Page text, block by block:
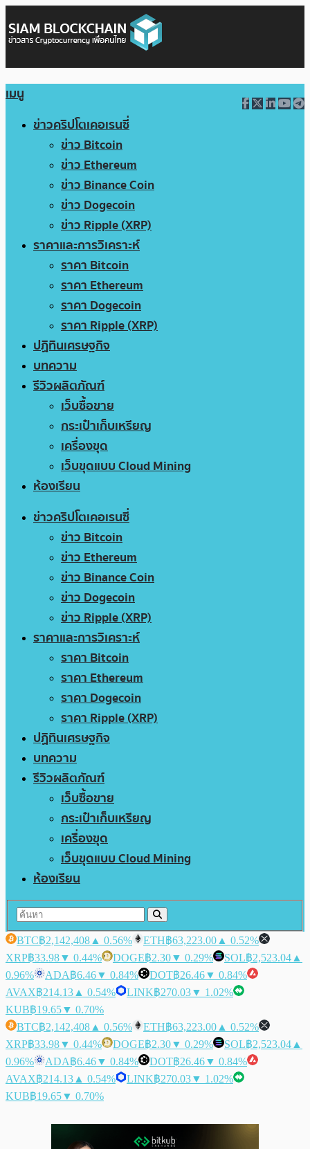
เมนู
ข่าวคริปโตเคอเรนซี่
ข่าว Bitcoin
ข่าว Ethereum
ข่าว Binance Coin
ข่าว Dogecoin
ข่าว Ripple (XRP)
ราคาและการวิเคราะห์
ราคา Bitcoin
ราคา Ethereum
ราคา Dogecoin
ราคา Ripple (XRP)
ปฏิทินเศรษฐกิจ
บทความ
รีวิวผลิตภัณฑ์
เว็บซื้อขาย
กระเป๋าเก็บเหรียญ
เครื่องขุด
เว็บขุดแบบ Cloud Mining
ห้องเรียน
ข่าวคริปโตเคอเรนซี่
ข่าว Bitcoin
ข่าว Ethereum
ข่าว Binance Coin
ข่าว Dogecoin
ข่าว Ripple (XRP)
ราคาและการวิเคราะห์
ราคา Bitcoin
ราคา Ethereum
ราคา Dogecoin
ราคา Ripple (XRP)
ปฏิทินเศรษฐกิจ
บทความ
รีวิวผลิตภัณฑ์
เว็บซื้อขาย
กระเป๋าเก็บเหรียญ
เครื่องขุด
เว็บขุดแบบ Cloud Mining
ห้องเรียน
BTC฿2,142,408 ▲ 0.56% ETH฿63,223.00 ▲ 0.52%
XRP฿33.98▼ 0.44% DOGE฿2.30▼ 0.29% SOL฿2,523.04 ▲
0.96%
ADA฿6.46▼ 0.84% DOT฿26.46▼ 0.84%
AVAX฿214.13 ▲ 0.54% LINK฿270.03▼ 1.02%
KUB฿19.65▼ 0.70%
BTC฿2,142,408 ▲ 0.56% ETH฿63,223.00 ▲ 0.52%
XRP฿33.98▼ 0.44% DOGE฿2.30▼ 0.29% SOL฿2,523.04 ▲
0.96%
ADA฿6.46▼ 0.84% DOT฿26.46▼ 0.84%
AVAX฿214.13 ▲ 0.54% LINK฿270.03▼ 1.02%
KUB฿19.65▼ 0.70%